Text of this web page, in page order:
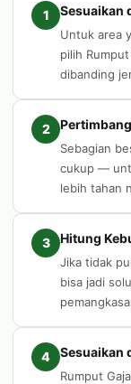
1 Sesuaikan
Untuk area
pilih
dibanding
2
Sebagian
cukup —
lebih tahan
3 Hitung
Jika tidak
bisa jadi
4 Sesuaikan
Rumput